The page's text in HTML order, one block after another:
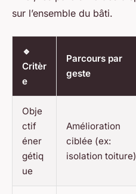
sur l’ensemble du bâti.
🔹
Critèr
e
Parcours par
geste
Obje
ctif
éner
gétiq
ue
Amélioration
ciblée (ex:
isolation toiture)